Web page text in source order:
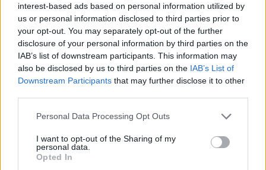
interest-based ads based on personal information utilized by
us or personal information disclosed to third parties prior to
your opt-out. You may separately opt-out of the further
disclosure of your personal information by third parties on the
IAB’s list of downstream participants. This information may
also be disclosed by us to third parties on the IAB’s List of
Downstream Participants that may further disclose it to other
Personal Data Processing Opt Outs
I want to opt-out of the Sharing of my
personal data.
Opted In
Chanson sans vidéo Chanson sans vidéo
Concert/Live